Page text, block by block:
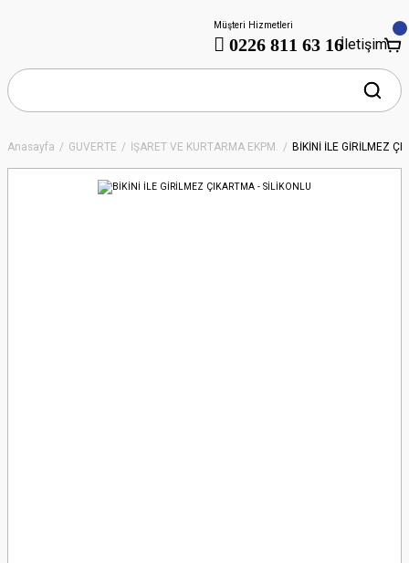
Müşteri Hizmetleri
0226 811 63 16İletişim
Anasayfa GÜVERTE İŞARET VE KURTARMA EKPM. BİKİNİ İLE GİRİLMEZ